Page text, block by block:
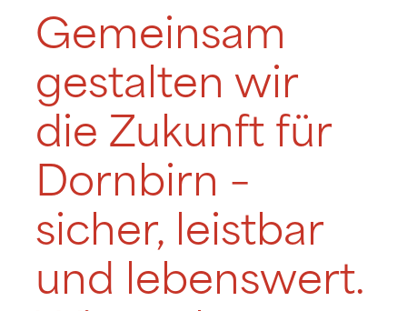
Gemeinsam
gestalten wir
die Zukunft für
Dornbirn –
sicher, leistbar
und lebenswert.